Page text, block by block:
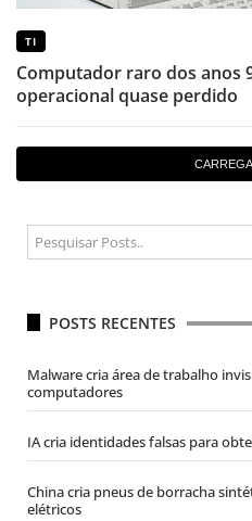
TI
Computador raro dos anos
operacional quase perdido
POSTS RECENTES
Malware cria área de trabalho
computadores
IA cria identidades falsas para
China cria pneus de borracha
elétricos